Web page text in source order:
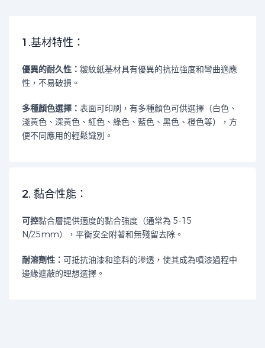
1.基材特性：
優異的耐久性：皺紋紙基材具有優異的抗拉強度和彎曲適應
性，不易破損。
多種顏色選擇：表面可印刷，有多種顏色可供選擇（白色、
淺黃色、深黃色、紅色、綠色、藍色、黑色、橙色等），方
便不同應用的輕鬆識別。
2. 黏合性能：
可控黏合層提供適度的黏合強度（通常為 5-15
N/25mm），平衡安全附著和無殘留去除。
耐溶劑性：可抵抗油漆和塗料的滲透，使其成為噴漆過程中
邊緣遮蔽的理想選擇。